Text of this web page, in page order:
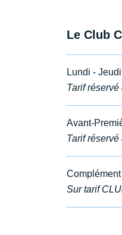
Le Club
Lundi - Jeudi
Tarif
Avant-
Tarif
Sur tarif